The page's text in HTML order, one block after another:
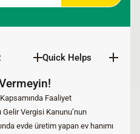
Quick Helps
Faaliyet
Vergisi Kanunu’nun
evde üretim yapan ev hanımı